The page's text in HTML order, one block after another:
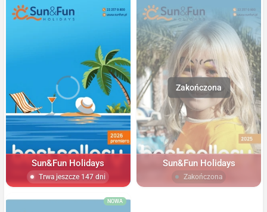
Sun&Fun Holidays
Trwa jeszcze 147 dni
Sun&Fun Holidays
Zakończona
NOWA